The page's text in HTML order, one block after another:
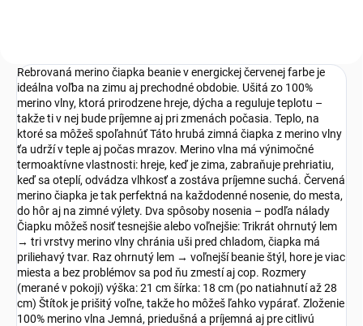
Rebrovaná merino čiapka beanie v energickej červenej farbe je
ideálna voľba na zimu aj prechodné obdobie. Ušitá zo 100%
merino vlny, ktorá prirodzene hreje, dýcha a reguluje teplotu –
takže ti v nej bude príjemne aj pri zmenách počasia. Teplo, na
ktoré sa môžeš spoľahnúť Táto hrubá zimná čiapka z merino vlny
ťa udrží v teple aj počas mrazov. Merino vlna má výnimočné
termoaktívne vlastnosti: hreje, keď je zima, zabraňuje prehriatiu,
keď sa oteplí, odvádza vlhkosť a zostáva príjemne suchá. Červená
merino čiapka je tak perfektná na každodenné nosenie, do mesta,
do hôr aj na zimné výlety. Dva spôsoby nosenia – podľa nálady
Čiapku môžeš nosiť tesnejšie alebo voľnejšie: Trikrát ohrnutý lem
→ tri vrstvy merino vlny chránia uši pred chladom, čiapka má
priliehavý tvar. Raz ohrnutý lem → voľnejší beanie štýl, hore je viac
miesta a bez problémov sa pod ňu zmestí aj cop. Rozmery
(merané v pokoji) výška: 21 cm šírka: 18 cm (po natiahnutí až 28
cm) Štítok je prišitý voľne, takže ho môžeš ľahko vypárať. Zloženie
100% merino vlna Jemná, priedušná a príjemná aj pre citlivú